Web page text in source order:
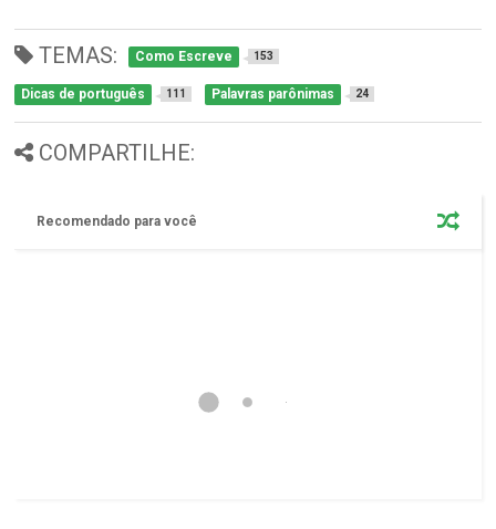
TEMAS: Como Escreve 153
Dicas de português 111 Palavras parônimas 24
COMPARTILHE:
Recomendado para você